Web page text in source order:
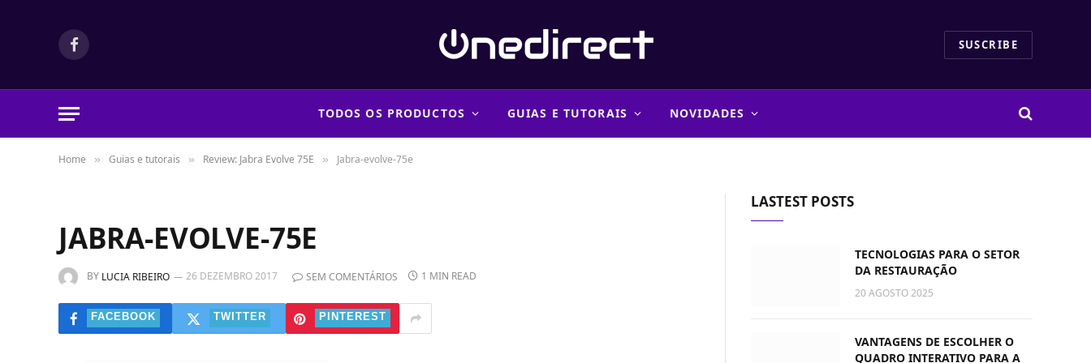
Facebook SUSCRIBE
TODOS OS PRODUCTOS GUIAS E TUTORAIS NOVIDADES
Home » Guias e tutorais » Review: Jabra Evolve 75E » Jabra-evolve-75e
JABRA-EVOLVE-75E
BY LUCIA RIBEIRO 26 DEZEMBRO 2017 SEM COMENTÁRIOS 1 MIN READ
FACEBOOK TWITTER PINTEREST
LASTEST POSTS
TECNOLOGIAS PARA O SETOR
DA RESTAURAÇÃO
20 AGOSTO 2025
VANTAGENS DE ESCOLHER O
QUADRO INTERATIVO PARA A